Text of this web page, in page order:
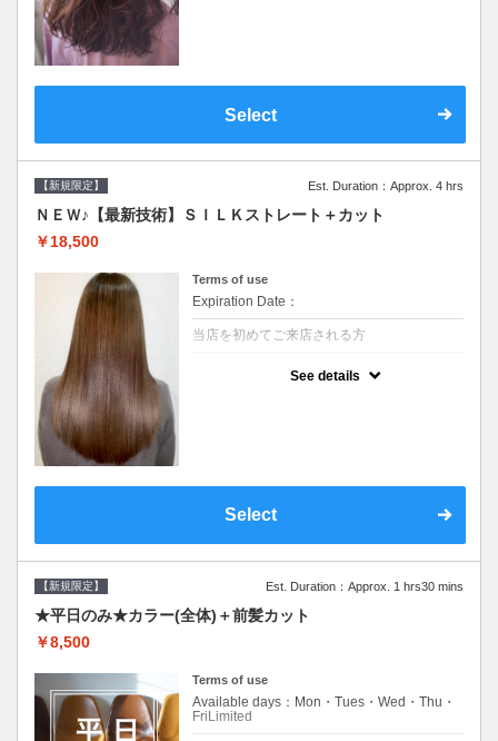
Select
【新規限定】 Est. Duration：Approx. 4 hrs
ＮＥＷ♪【最新技術】ＳＩＬＫストレート＋カット
￥18,500
Terms of use
Expiration Date：
当店を初めてご来店される方
See details
Select
【新規限定】 Est. Duration：Approx. 1 hrs30 mins
★平日のみ★カラー(全体)＋前髪カット
￥8,500
Terms of use
Available days：Mon・Tues・Wed・Thu・
FriLimited